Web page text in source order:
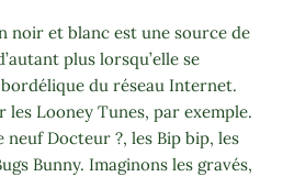
noir et blanc est une source de
plus lorsqu’elle se
du réseau Internet.
les Looney Tunes, par exemple.
neuf Docteur ?, les Bip bip, les
Bunny. Imaginons les gravés,